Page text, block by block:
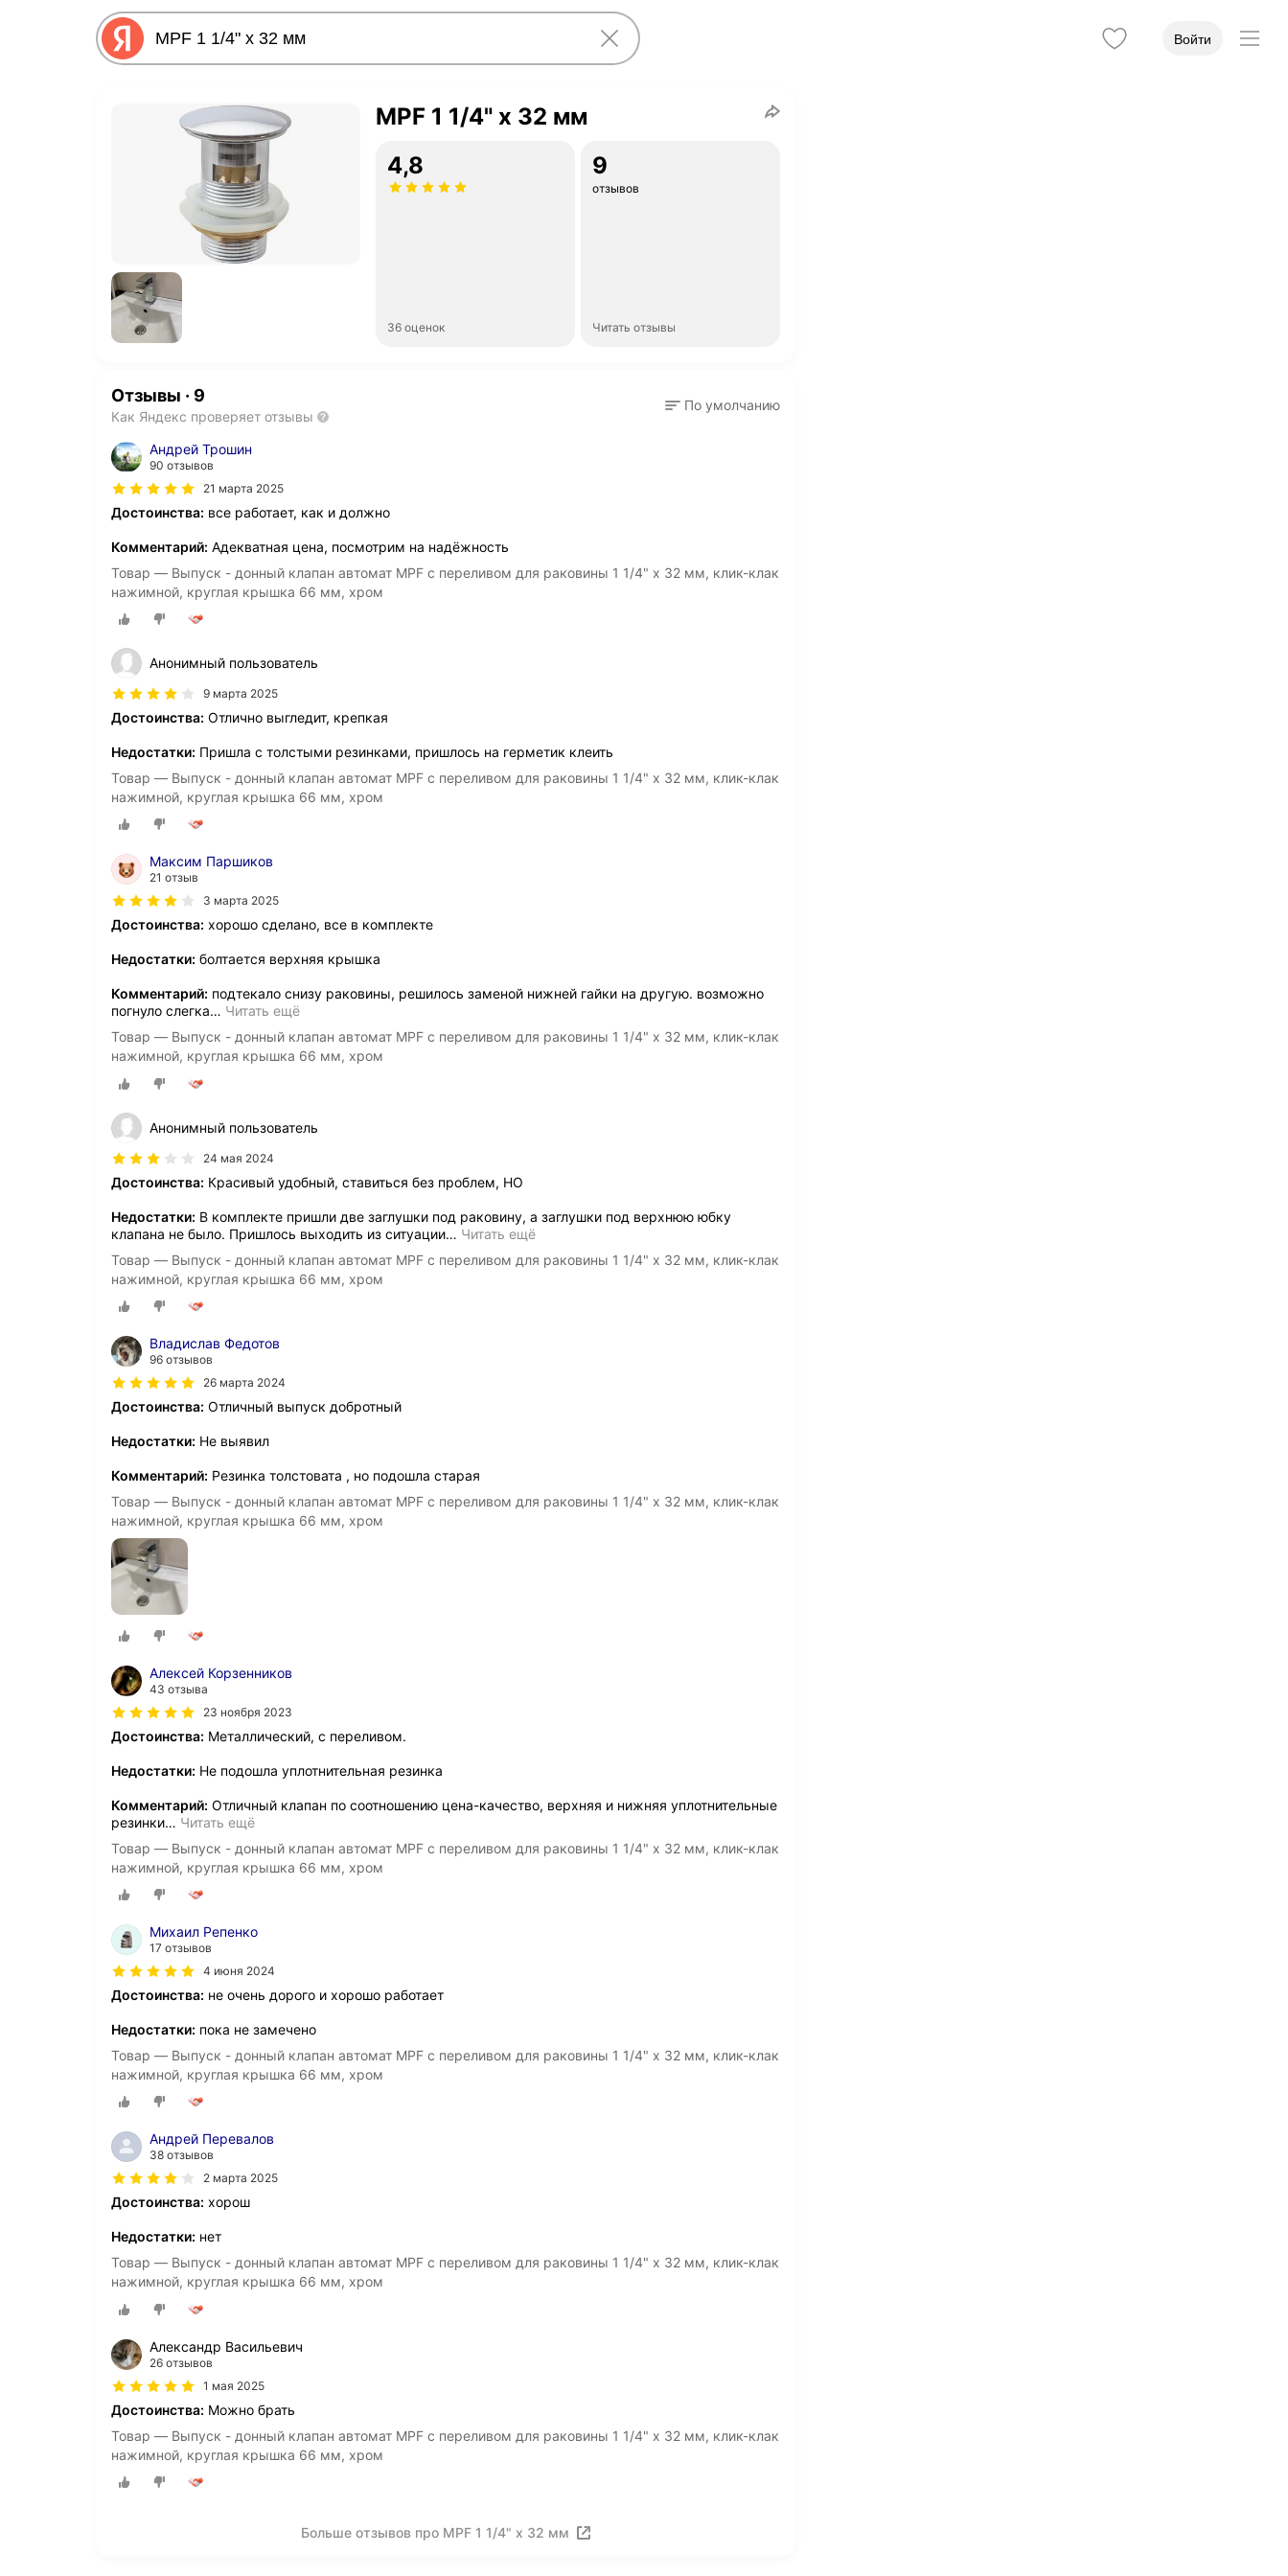
Войти
MPF 1 1/4" х 32 мм
4,8
36 оценок
9
отзывов
Читать отзывы
Отзывы · 9
Как Яндекс проверяет отзывы
По умолчанию
Андрей Трошин
90 отзывов
21 марта 2025
Достоинства: все работает, как и должно
Комментарий: Адекватная цена, посмотрим на надёжность
Товар — Выпуск - донный клапан автомат MPF с переливом для раковины 1 1/4" х 32 мм, клик-клак
нажимной, круглая крышка 66 мм, хром
Анонимный пользователь
9 марта 2025
Достоинства: Отлично выгледит, крепкая
Недостатки: Пришла с толстыми резинками, пришлось на герметик клеить
Товар — Выпуск - донный клапан автомат MPF с переливом для раковины 1 1/4" х 32 мм, клик-клак
нажимной, круглая крышка 66 мм, хром
Максим Паршиков
21 отзыв
3 марта 2025
Достоинства: хорошо сделано, все в комплекте
Недостатки: болтается верхняя крышка
Комментарий: подтекало снизу раковины, решилось заменой нижней гайки на другую. возможно
погнуло слегка… Читать ещё
Товар — Выпуск - донный клапан автомат MPF с переливом для раковины 1 1/4" х 32 мм, клик-клак
нажимной, круглая крышка 66 мм, хром
Анонимный пользователь
24 мая 2024
Достоинства: Красивый удобный, ставиться без проблем, НО
Недостатки: В комплекте пришли две заглушки под раковину, а заглушки под верхнюю юбку
клапана не было. Пришлось выходить из ситуации… Читать ещё
Товар — Выпуск - донный клапан автомат MPF с переливом для раковины 1 1/4" х 32 мм, клик-клак
нажимной, круглая крышка 66 мм, хром
Владислав Федотов
96 отзывов
26 марта 2024
Достоинства: Отличный выпуск добротный
Недостатки: Не выявил
Комментарий: Резинка толстовата , но подошла старая
Товар — Выпуск - донный клапан автомат MPF с переливом для раковины 1 1/4" х 32 мм, клик-клак
нажимной, круглая крышка 66 мм, хром
Алексей Корзенников
43 отзыва
23 ноября 2023
Достоинства: Металлический, с переливом.
Недостатки: Не подошла уплотнительная резинка
Комментарий: Отличный клапан по соотношению цена-качество, верхняя и нижняя уплотнительные
резинки… Читать ещё
Товар — Выпуск - донный клапан автомат MPF с переливом для раковины 1 1/4" х 32 мм, клик-клак
нажимной, круглая крышка 66 мм, хром
Михаил Репенко
17 отзывов
4 июня 2024
Достоинства: не очень дорого и хорошо работает
Недостатки: пока не замечено
Товар — Выпуск - донный клапан автомат MPF с переливом для раковины 1 1/4" х 32 мм, клик-клак
нажимной, круглая крышка 66 мм, хром
Андрей Перевалов
38 отзывов
2 марта 2025
Достоинства: хорош
Недостатки: нет
Товар — Выпуск - донный клапан автомат MPF с переливом для раковины 1 1/4" х 32 мм, клик-клак
нажимной, круглая крышка 66 мм, хром
Александр Васильевич
26 отзывов
1 мая 2025
Достоинства: Можно брать
Товар — Выпуск - донный клапан автомат MPF с переливом для раковины 1 1/4" х 32 мм, клик-клак
нажимной, круглая крышка 66 мм, хром
Больше отзывов про MPF 1 1/4" х 32 мм